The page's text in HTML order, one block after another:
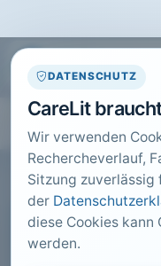
DATENSCHUTZ
CareLit
Wir verwenden
Rechercheverlauf,
Sitzung zuverlässig
der
diese Cookies
werden.CARELIT